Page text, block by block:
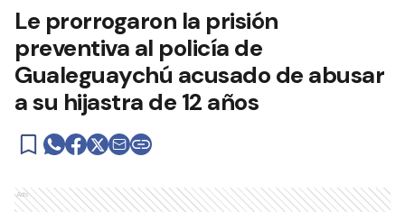
Le prorrogaron la prisión
preventiva al policía de
Gualeguaychú acusado de abusar
a su hijastra de 12 años
Ads